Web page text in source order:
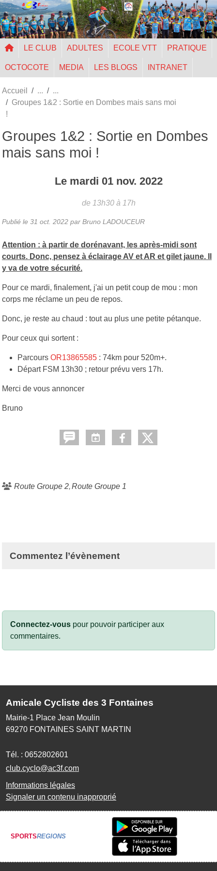
LE CLUB ADULTES ECOLE VTT PRATIQUE
OCTOCOTE MEDIA LES BLOGS INTRANET
Accueil
Groupes 1&2 : Sortie en Dombes mais sans moi
!
Groupes 1&2 : Sortie en Dombes
mais sans moi !
Le mardi 01 nov. 2022
de 13h30 à 17h
Publié le 31 oct. 2022 par Bruno LADOUCEUR
Attention : à partir de dorénavant, les après-midi sont
courts. Donc, pensez à éclairage AV et AR et gilet jaune. Il
y va de votre sécurité.
Pour ce mardi, finalement, j'ai un petit coup de mou : mon
corps me réclame un peu de repos.
Donc, je reste au chaud : tout au plus une petite pétanque.
Pour ceux qui sortent :
Parcours OR13865585 : 74km pour 520m+.
Départ FSM 13h30 ; retour prévu vers 17h.
Merci de vous annoncer
Bruno
Route Groupe 2 Route Groupe 1
Commentez l’évènement
Connectez-vous pour pouvoir participer aux
commentaires.
Amicale Cycliste des 3 Fontaines
Mairie-1 Place Jean Moulin
69270 FONTAINES SAINT MARTIN
Tél. : 0652802601
club.cyclo@ac3f.com
Informations légales
Signaler un contenu inapproprié
SPORTSREGIONS
Panneau de gestion des cookies